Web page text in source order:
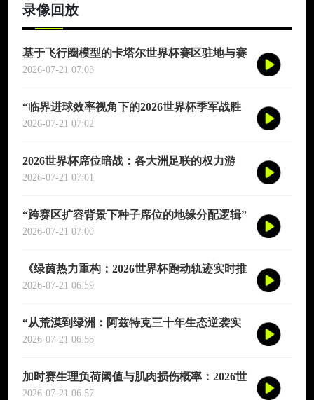
录像回放
基于飞行圈模型的卡塔尔世界杯赛区驻地与赛
程协同优化适配研究
2026-07-21 07:03
“临界进球效率视角下的2026世界杯季军战胜
负概率再评估”
2026-07-21 07:02
2026世界杯席位暗战：各大洲足联的权力游
戏、利益交换与投票策略
2026-07-21 07:01
“跨赛区扩容背景下种子席位的地缘分配逻辑”
2026-07-21 07:00
《绿茵热力重构：2026世界杯跑动轨迹实时推
演图谱》
2026-07-21 06:59
“从荒漠到绿洲：阿兹特克三十年生态逆袭实
录”
2026-07-21 06:58
加时赛生理负荷阈值与肌肉损伤概率：2026世
界杯多维度预测模型
2026-07-21 06:57